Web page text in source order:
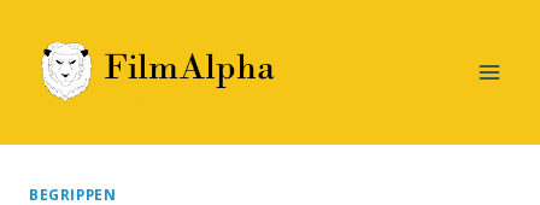
inhoud
BEGRIPPEN